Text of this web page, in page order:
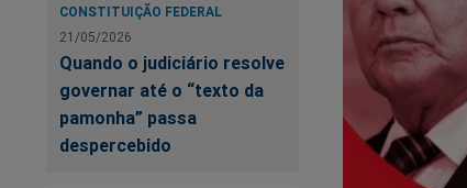
CONSTITUIÇÃO FEDERAL
21/05/2026
Quando o judiciário resolve
governar até o “texto da
pamonha” passa
despercebido